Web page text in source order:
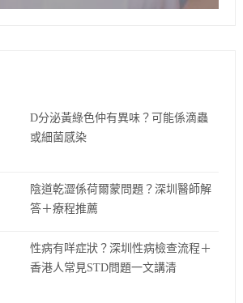
D分泌黃綠色仲有異味？可能係滴蟲
或細菌感染
陰道乾澀係荷爾蒙問題？深圳醫師解
答＋療程推薦
性病有咩症狀？深圳性病檢查流程＋
香港人常見STD問題一文講清